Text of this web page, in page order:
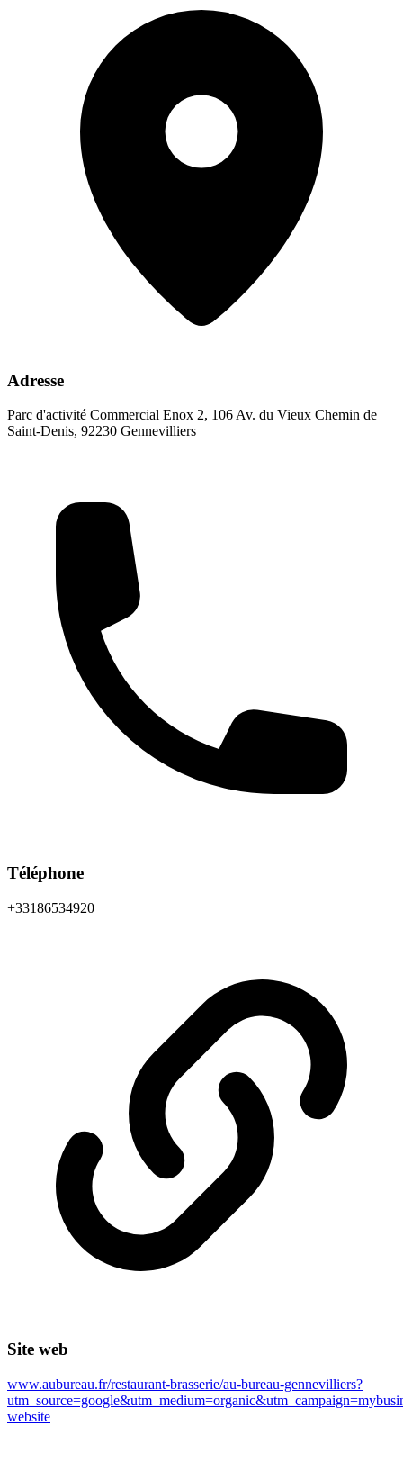
Adresse
Parc d'activité Commercial Enox 2, 106 Av. du Vieux Chemin de
Saint-Denis, 92230 Gennevilliers
Téléphone
+33186534920
Site web
www.aubureau.fr/restaurant-brasserie/au-bureau-gennevilliers?
website